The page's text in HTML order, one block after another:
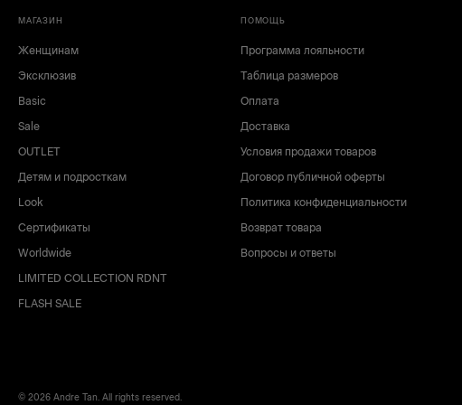
МАГАЗИН
Женщинам
Эксклюзив
Basic
Sale
OUTLET
Детям и подросткам
Look
Сертификаты
Worldwide
LIMITED COLLECTION RDNT
FLASH SALE
ПОМОЩЬ
Программа лояльности
Таблица размеров
Оплата
Доставка
Условия продажи товаров
Договор публичной оферты
Политика конфиденциальности
Возврат товара
Вопросы и ответы
© 2026 Andre Tan. All rights reserved.